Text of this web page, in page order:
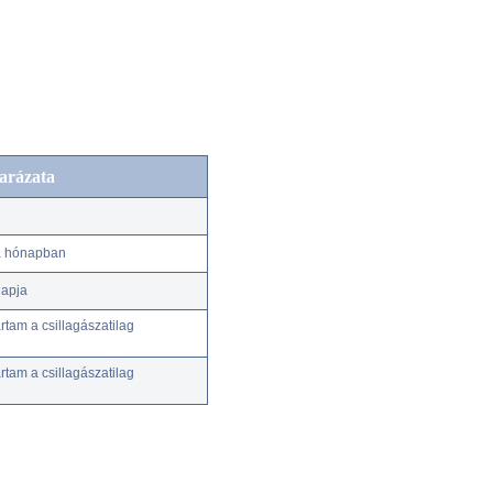
hónapban
a csillagászatilag
a csillagászatilag